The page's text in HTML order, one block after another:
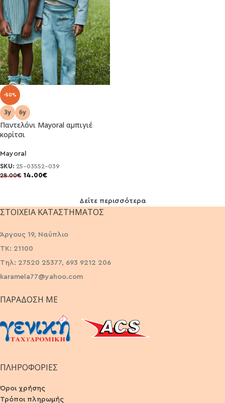
-50%
Παντελόνι Mayoral αμπιγιέ
κορίτσι
Mayoral
SKU: 25-03552-039
28.00€ 14.00€
Δείτε περισσότερα
ΣΤΟΙΧΕΊΑ ΚΑΤΑΣΤΉΜΑΤΟΣ
Άργους 19, Ναύπλιο
ΤΚ: 21100
Τηλ: 27520 25377, 693 9212 206
karamela77@yahoo.com
ΠΑΡΆΔΟΣΗ ΜΕ
ΠΛΗΡΟΦΟΡΙΕΣ
Όροι χρήσης
Τρόποι πληρωμής